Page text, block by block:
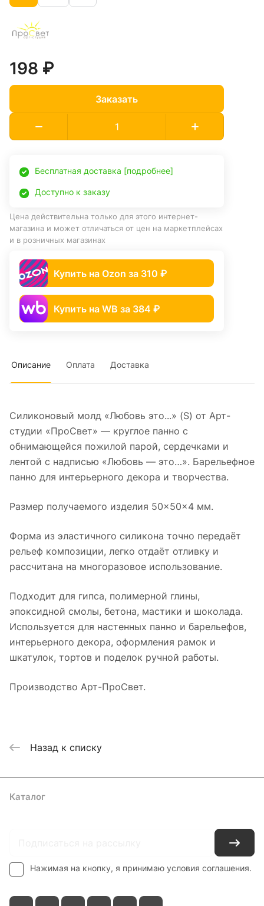
198 ₽
Заказать
Бесплатная доставка [подробнее]
Доступно к заказу
Цена действительна только для этого интернет-
магазина и может отличаться от цен на маркетплейсах
и в розничных магазинах
Купить на Ozon за 310 ₽
Купить на WB за 384 ₽
Описание Оплата Доставка
Силиконовый молд «Любовь это...» (S) от Арт-
студии «ПроСвет» — круглое панно с
обнимающейся пожилой парой, сердечками и
лентой с надписью «Любовь — это…». Барельефное
панно для интерьерного декора и творчества.
Размер получаемого изделия 50×50×4 мм.
Форма из эластичного силикона точно передаёт
рельеф композиции, легко отдаёт отливку и
рассчитана на многоразовое использование.
Подходит для гипса, полимерной глины,
эпоксидной смолы, бетона, мастики и шоколада.
Используется для настенных панно и барельефов,
интерьерного декора, оформления рамок и
шкатулок, тортов и поделок ручной работы.
Производство Арт-ПроСвет.
Назад к списку
Каталог
Нажимая на кнопку, я принимаю условия соглашения.